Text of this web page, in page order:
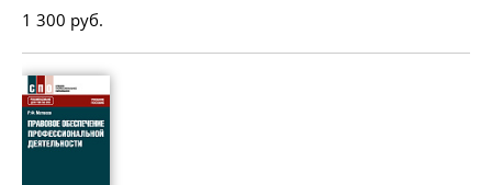
1 300 руб.